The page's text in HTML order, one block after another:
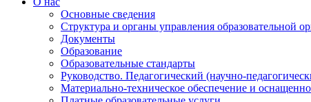
Основные сведения
Структура и органы управления образовательной
Документы
Образование
Образовательные стандарты
Руководство. Педагогический (научно-
Материально-техническое обеспечение и